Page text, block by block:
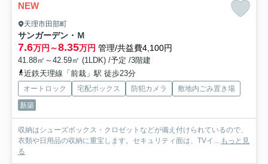
NEW
天理市田部町
サンガーデン・Ｍ
7.6万円～8.35万円 管理/共益費4,100円
41.88㎡～42.59㎡ (1LDK) /予定 /3階建
近鉄天理線「前栽」駅 徒歩23分
オートロック 宅配ボックス 防犯カメラ
敷地内ごみ置き場
新築
収納はシューズボックス・クロゼットなどが備え付けられているので、
衣類や日用品の収納に重宝します。セキュリティ面は、TVイ... もっと見
る